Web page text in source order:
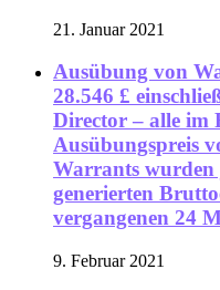
21. Januar 2021
Ausübung von
28.546 £
Director – alle im
Ausübungspreis
Warrants wurden
generierten
vergangenen 24
9. Februar 2021